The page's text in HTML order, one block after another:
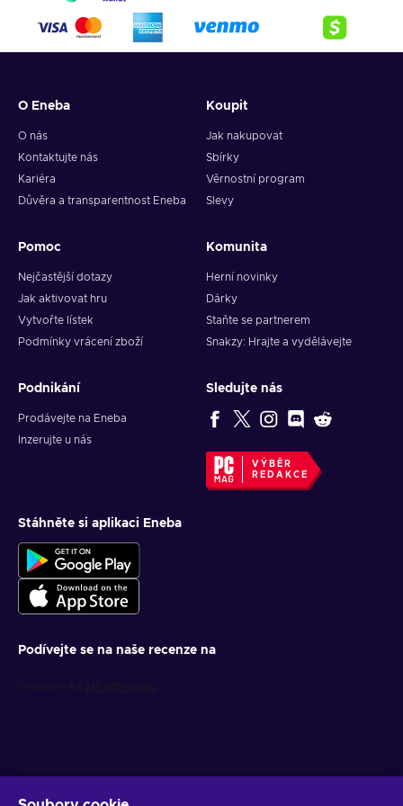
crypto,
5. Enter your wallet address and click on redeem,
Note: You can choose one currency at a time and can only
redeem your whole voucher at once. Once you’ve done that,
you should give it up to 30 minutes for your cryptocurrency
to arrive in your wallet. After that, you can use your new
O Eneba
O nás
Kontaktujte nás
Kariéra
Důvěra a transparentnost Eneba
Koupit
Jak nakupovat
Sbírky
Věrnostní program
Slevy
Pomoc
Nejčastější dotazy
Jak aktivovat hru
Vytvořte lístek
Podmínky vrácení zboží
Komunita
Herní novinky
Dárky
Staňte se partnerem
Snakzy: Hrajte a vydělávejte
Podnikání
Prodávejte na Eneba
Inzerujte u nás
Sledujte nás
VÝBĚR
REDAKCE
Stáhněte si aplikaci Eneba
Podívejte se na naše recenze na